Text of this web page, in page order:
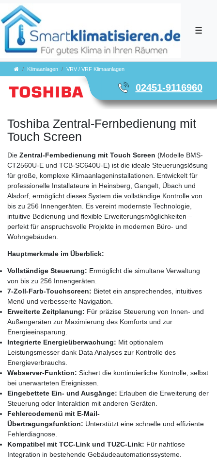
☰
Klimaanlagen VRV / VRF Klimaanlagen
02451-9116960
Toshiba Zentral-Fernbedienung mit
Touch Screen
Die Zentral-Fernbedienung mit Touch Screen (Modelle BMS-
CT2560U-E und TCB-SC640U-E) ist die ideale Steuerungslösung
für große, komplexe Klimaanlageninstallationen. Entwickelt für
professionelle Installateure in Heinsberg, Gangelt, Übach und
Alsdorf, ermöglicht dieses System die vollständige Kontrolle von
bis zu 256 Innengeräten. Es vereint modernste Technologie,
intuitive Bedienung und flexible Erweiterungsmöglichkeiten –
perfekt für anspruchsvolle Projekte in modernen Büro- und
Wohngebäuden.
Hauptmerkmale im Überblick:
Vollständige Steuerung: Ermöglicht die simultane Verwaltung
von bis zu 256 Innengeräten.
7‑Zoll-Farb-Touchscreen: Bietet ein ansprechendes, intuitives
Menü und verbesserte Navigation.
Erweiterte Zeitplanung: Für präzise Steuerung von Innen- und
Außengeräten zur Maximierung des Komforts und zur
Energieeinsparung.
Integrierte Energieüberwachung: Mit optionalem
Leistungsmesser dank Data Analyses zur Kontrolle des
Energieverbrauchs.
Webserver-Funktion: Sichert die kontinuierliche Kontrolle, selbst
bei unerwarteten Ereignissen.
Eingebettete Ein- und Ausgänge: Erlauben die Erweiterung der
Steuerung oder Interaktion mit anderen Geräten.
Fehlercodemenü mit E-Mail-
Übertragungsfunktion: Unterstützt eine schnelle und effiziente
Fehlerdiagnose.
Kompatibel mit TCC-Link und TU2C-Link: Für nahtlose
Integration in bestehende Gebäudeautomationssysteme.